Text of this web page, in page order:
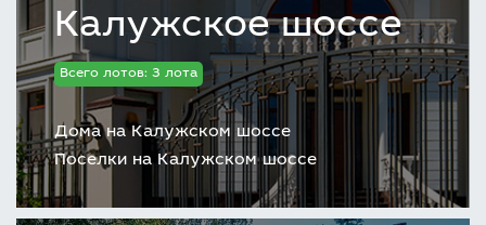
Калужское шоссе
Всего лотов: 3 лота
Дома на Калужском шоссе
Поселки на Калужском шоссе